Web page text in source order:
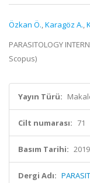
Özkan Ö.,Karagöz A.,
PARASITOLOGY
Scopus)
Yayın Türü:
Cilt numarası: 71
Basım Tarihi: 2019
Dergi Adı: